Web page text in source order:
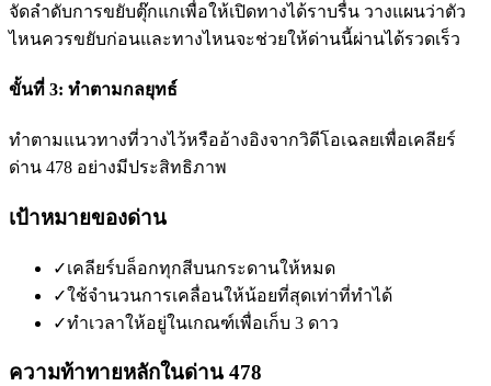
จัดลำดับการขยับตุ๊กแกเพื่อให้เปิดทางได้ราบรื่น วางแผนว่าตัว
ไหนควรขยับก่อนและทางไหนจะช่วยให้ด่านนี้ผ่านได้รวดเร็ว
ขั้นที่ 3: ทำตามกลยุทธ์
ทำตามแนวทางที่วางไว้หรืออ้างอิงจากวิดีโอเฉลยเพื่อเคลียร์
ด่าน 478 อย่างมีประสิทธิภาพ
เป้าหมายของด่าน
✓เคลียร์บล็อกทุกสีบนกระดานให้หมด
✓ใช้จำนวนการเคลื่อนให้น้อยที่สุดเท่าที่ทำได้
✓ทำเวลาให้อยู่ในเกณฑ์เพื่อเก็บ 3 ดาว
ความท้าทายหลักในด่าน 478